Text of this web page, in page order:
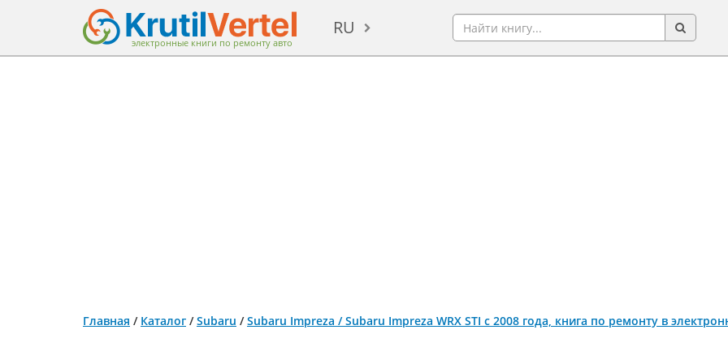
электронные книги по ремонту авто
RU
Главная / Каталог /Subaru /Subaru Impreza / Subaru Impreza WRX STI с 2008 года, книга по ремонту в